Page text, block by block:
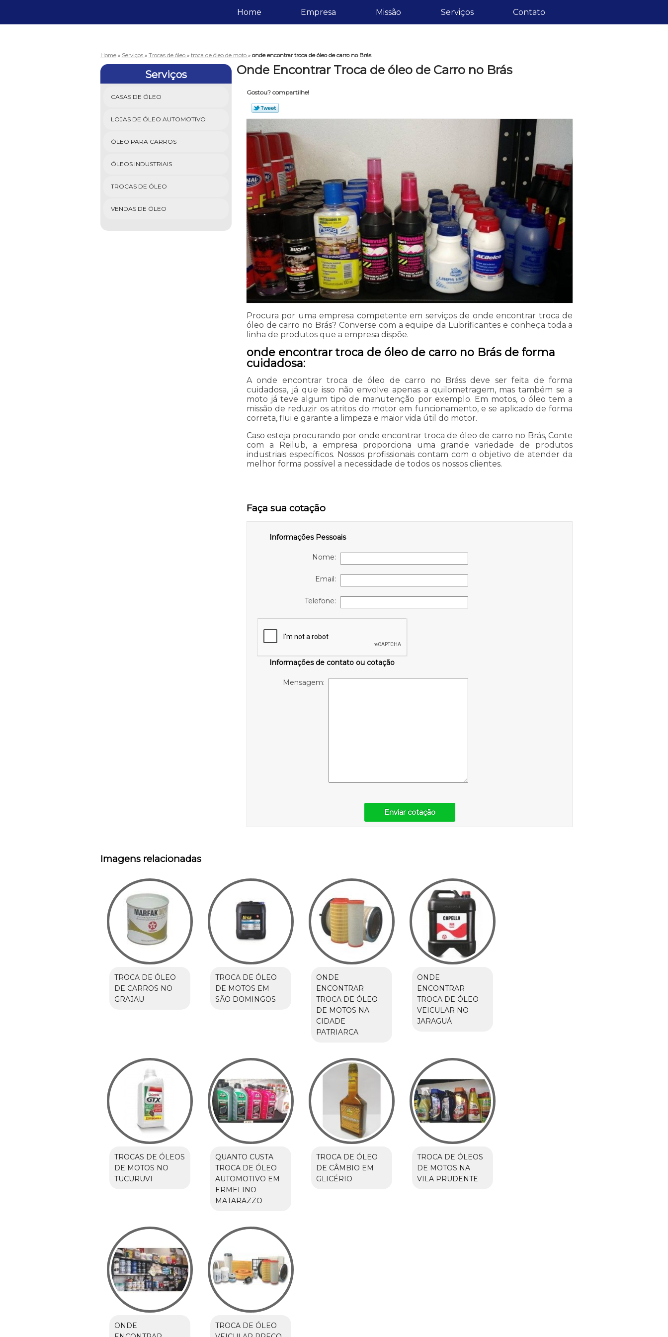
Home Empresa Missão Serviços Contato
Home » Serviços » Trocas de óleo » troca de óleo de moto » onde encontrar troca de óleo de carro no Brás
Serviços
CASAS DE ÓLEO
LOJAS DE ÓLEO AUTOMOTIVO
ÓLEO PARA CARROS
ÓLEOS INDUSTRIAIS
TROCAS DE ÓLEO
VENDAS DE ÓLEO
Onde Encontrar Troca de óleo de Carro no Brás
Gostou? compartilhe!
Procura por uma empresa competente em serviços de onde encontrar troca de
óleo de carro no Brás? Converse com a equipe da Lubrificantes e conheça toda a
linha de produtos que a empresa dispõe.
onde encontrar troca de óleo de carro no Brás de forma
cuidadosa:
A onde encontrar troca de óleo de carro no Bráss deve ser feita de forma
cuidadosa, já que isso não envolve apenas a quilometragem, mas também se a
moto já teve algum tipo de manutenção por exemplo. Em motos, o óleo tem a
missão de reduzir os atritos do motor em funcionamento, e se aplicado de forma
correta, flui e garante a limpeza e maior vida útil do motor.
Caso esteja procurando por onde encontrar troca de óleo de carro no Brás, Conte
com a Reilub, a empresa proporciona uma grande variedade de produtos
industriais específicos. Nossos profissionais contam com o objetivo de atender da
melhor forma possível a necessidade de todos os nossos clientes.
Faça sua cotação
Informações Pessoais
Nome:
Email:
Telefone:
Informações de contato ou cotação
Mensagem:
Enviar cotação
Imagens relacionadas
TROCA DE ÓLEO
DE CARROS NO
GRAJAU
TROCA DE ÓLEO
DE MOTOS EM
SÃO DOMINGOS
ONDE
ENCONTRAR
TROCA DE ÓLEO
DE MOTOS NA
CIDADE
PATRIARCA
ONDE
ENCONTRAR
TROCA DE ÓLEO
VEICULAR NO
JARAGUÁ
TROCAS DE ÓLEOS
DE MOTOS NO
TUCURUVI
QUANTO CUSTA
TROCA DE ÓLEO
AUTOMOTIVO EM
ERMELINO
MATARAZZO
TROCA DE ÓLEO
DE CÂMBIO EM
GLICÉRIO
TROCA DE ÓLEOS
DE MOTOS NA
VILA PRUDENTE
ONDE
TROCA DE ÓLEO